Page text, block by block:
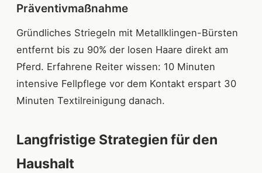
Präventivmaßnahme
Gründliches Striegeln mit Metallklingen-Bürsten
entfernt bis zu 90% der losen Haare direkt am
Pferd. Erfahrene Reiter wissen: 10 Minuten
intensive Fellpflege vor dem Kontakt erspart 30
Minuten Textilreinigung danach.
Langfristige Strategien für den
Haushalt